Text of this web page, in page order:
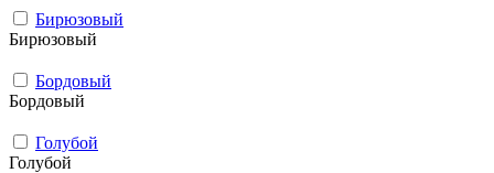
Бирюзовый
Бирюзовый
Бордовый
Бордовый
Голубой
Голубой